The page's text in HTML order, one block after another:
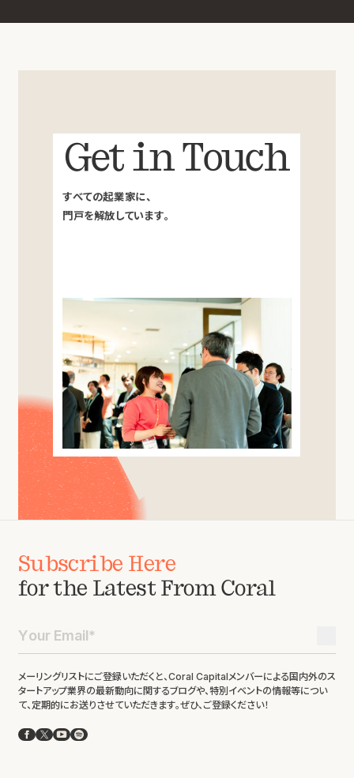
Get in Touch
すべての起業家に、
門戸を解放しています。
Subscribe Here
for the Latest From Coral
メーリングリストにご登録いただくと、Coral Capitalメンバーによる国内外のス
タートアップ業界の最新動向に関するブログや、特別イベントの情報等につい
て、定期的にお送りさせていただきます。ぜひ、ご登録ください！
Facebook
X YouTube
Spotify